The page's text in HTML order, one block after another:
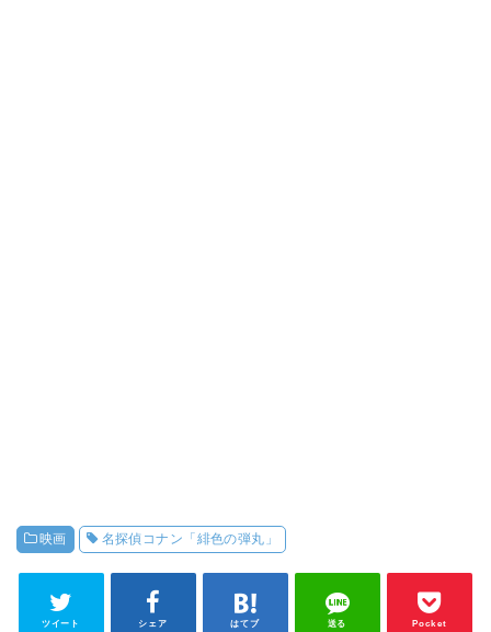
映画 名探偵コナン「緋色の弾丸」
ツイート シェア はてブ 送る Pocket